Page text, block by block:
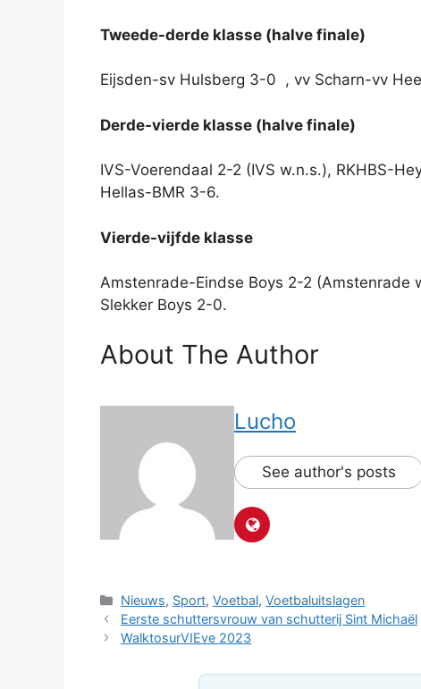
Tweede-derde klasse (halve finale)
Eijsden-sv Hulsberg 3-0 , vv Scharn-vv
Derde-vierde klasse (halve finale)
IVS-Voerendaal 2-2 (IVS w.n.s.), RKHBS-
Hellas-BMR 3-6.
Vierde-vijfde klasse
Amstenrade-Eindse Boys 2-2 (Amstenrade
Slekker Boys 2-0.
About The Author
Lucho
See author's posts
Categorieën
Nieuws, Sport,Voetbal,Voetbaluitslagen
Eerste schuttersvrouw van schutterij Sint Michaël
WalktosurVIEve 2023